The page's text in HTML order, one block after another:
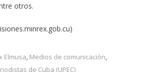
otros.
Elmusa, Medios de comunicación,
de Cuba (UPEC)